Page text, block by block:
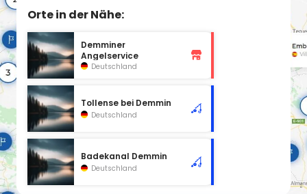
Orte in der Nähe:
Demminer
Angelservice
Deutschland
Tollense bei Demmin
Deutschland
Badekanal Demmin
Deutschland